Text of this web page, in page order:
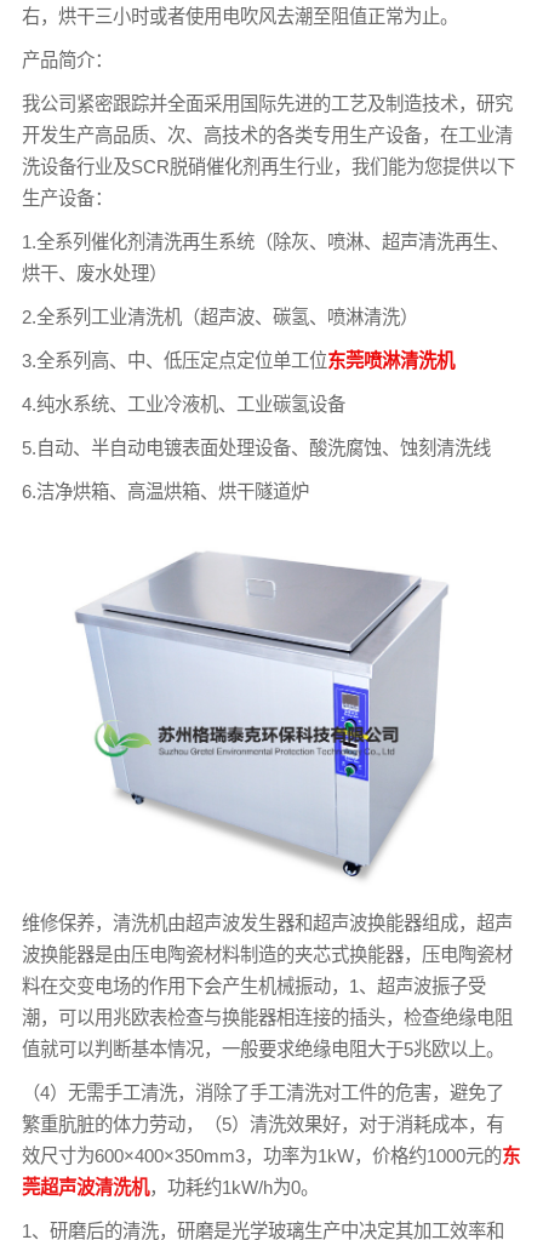
右，烘干三小时或者使用电吹风去潮至阻值正常为止。
产品简介：
我公司紧密跟踪并全面采用国际先进的工艺及制造技术，研究
开发生产高品质、次、高技术的各类专用生产设备，在工业清
洗设备行业及SCR脱硝催化剂再生行业，我们能为您提供以下
生产设备：
1.全系列催化剂清洗再生系统（除灰、喷淋、超声清洗再生、
烘干、废水处理）
2.全系列工业清洗机（超声波、碳氢、喷淋清洗）
3.全系列高、中、低压定点定位单工位东莞喷淋清洗机
4.纯水系统、工业冷液机、工业碳氢设备
5.自动、半自动电镀表面处理设备、酸洗腐蚀、蚀刻清洗线
6.洁净烘箱、高温烘箱、烘干隧道炉
维修保养，清洗机由超声波发生器和超声波换能器组成，超声
波换能器是由压电陶瓷材料制造的夹芯式换能器，压电陶瓷材
料在交变电场的作用下会产生机械振动，1、超声波振子受
潮，可以用兆欧表检查与换能器相连接的插头，检查绝缘电阻
值就可以判断基本情况，一般要求绝缘电阻大于5兆欧以上。
（4）无需手工清洗，消除了手工清洗对工件的危害，避免了
繁重肮脏的体力劳动，（5）清洗效果好，对于消耗成本，有
效尺寸为600×400×350mm3，功率为1kW，价格约1000元的东
莞超声波清洗机，功耗约1kW/h为0。
1、研磨后的清洗，研磨是光学玻璃生产中决定其加工效率和